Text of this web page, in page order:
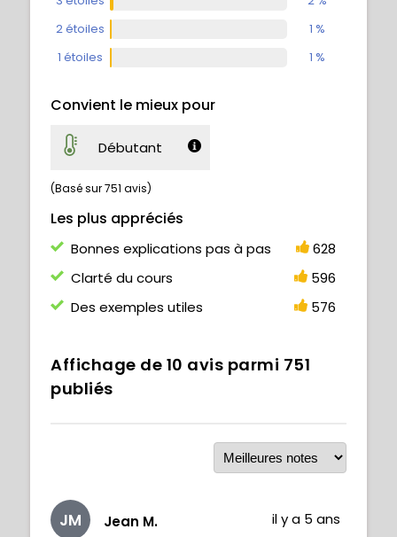
2 étoiles
1 %
1 étoiles
1 %
Convient le mieux pour
Débutant
(Basé sur 751 avis)
Les plus appréciés
Bonnes explications pas à pas
628
Clarté du cours
596
Des exemples utiles
576
Affichage de 10 avis parmi 751
publiés
JM Jean M. il y a 5 ans